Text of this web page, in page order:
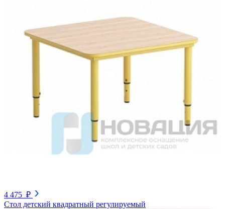
4 475 ₽
Стол детский квадратный регулируемый